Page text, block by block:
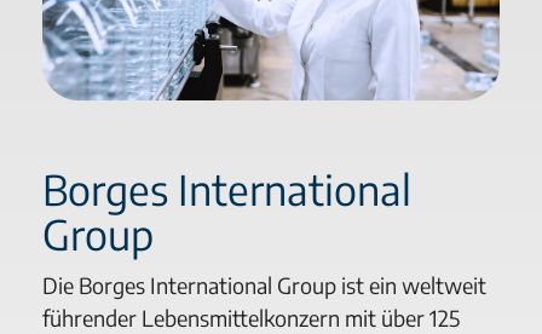
Borges International
Group
Die Borges International Group ist ein weltweit
führender Lebensmittelkonzern mit über 125